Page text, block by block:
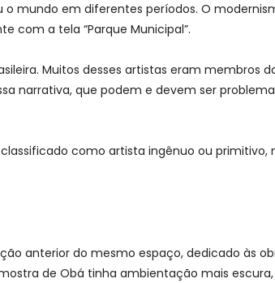
mundo em diferentes períodos. O
com a tela “Parque Municipal”.
Muitos desses artistas eram membros
narrativa, que podem e devem ser
como artista ingênuo ou primitivo,
anterior do mesmo espaço, dedicado às
de Obá tinha ambientação mais